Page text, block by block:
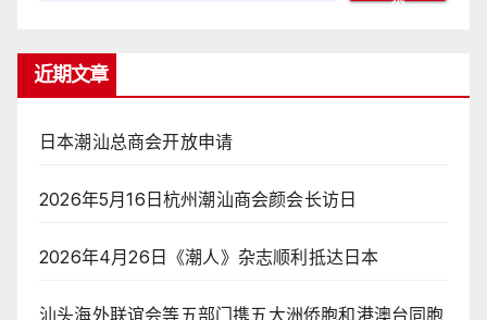
近期文章
日本潮汕总商会开放申请
2026年5月16日杭州潮汕商会颜会长访日
2026年4月26日《潮人》杂志顺利抵达日本
汕头海外联谊会等五部门携五大洲侨胞和港澳台同胞